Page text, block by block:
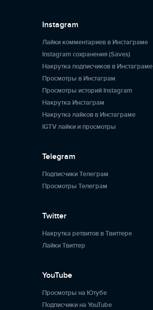
Instagram
Лайки комментариев в Инстаграме
Instagram сохранения (Saves)
Накрутка подписчиков в Инстаграме
Просмотры в Инстаграм
Просмотры историй Instagram
Накрутка Инстаграм
Накрутка лайков в Инстаграме
IGTV лайки и просмотры
Telegram
Подписчики Телеграм
Просмотры Телеграм
Twitter
Накрутка ретвитов в Твиттере
Лайки Твиттер
YouTube
Просмотры на Ютубе
Подписчики на YouTube